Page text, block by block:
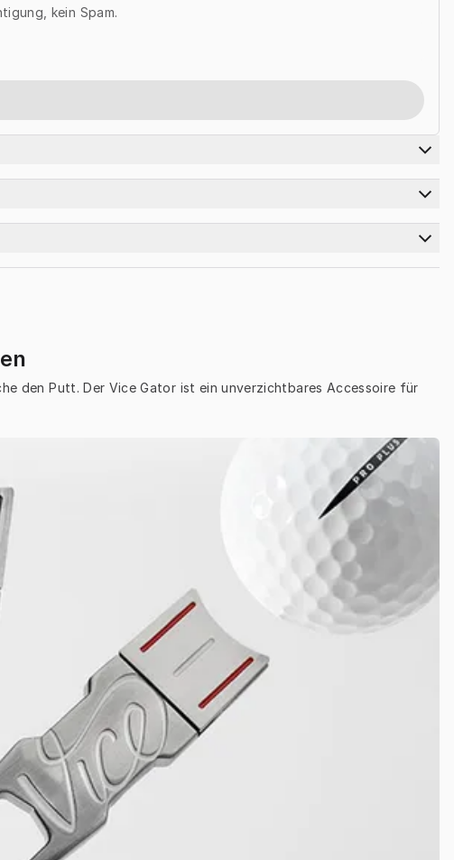
kein Spam.
den Putt. Der Vice Gator ist ein unverzichtbares Accessoire für